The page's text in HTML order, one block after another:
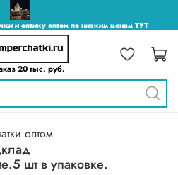
и оптику оптом по низким ценам ТУТ
20 тыс. руб.
оптом
шт в упаковке.